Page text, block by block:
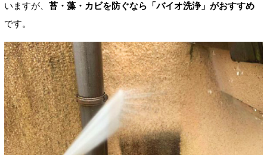
いますが、 苔・藻・カビを防ぐなら「バイオ洗浄」がおすすめ
です。